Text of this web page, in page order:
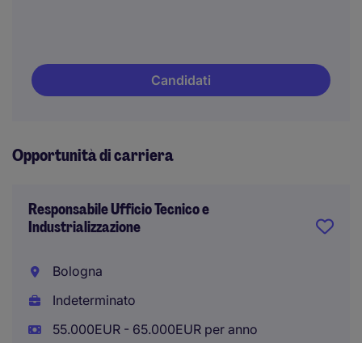
Candidati
Opportunità di carriera
Responsabile Ufficio Tecnico e
Industrializzazione
Bologna
Indeterminato
55.000EUR - 65.000EUR per anno